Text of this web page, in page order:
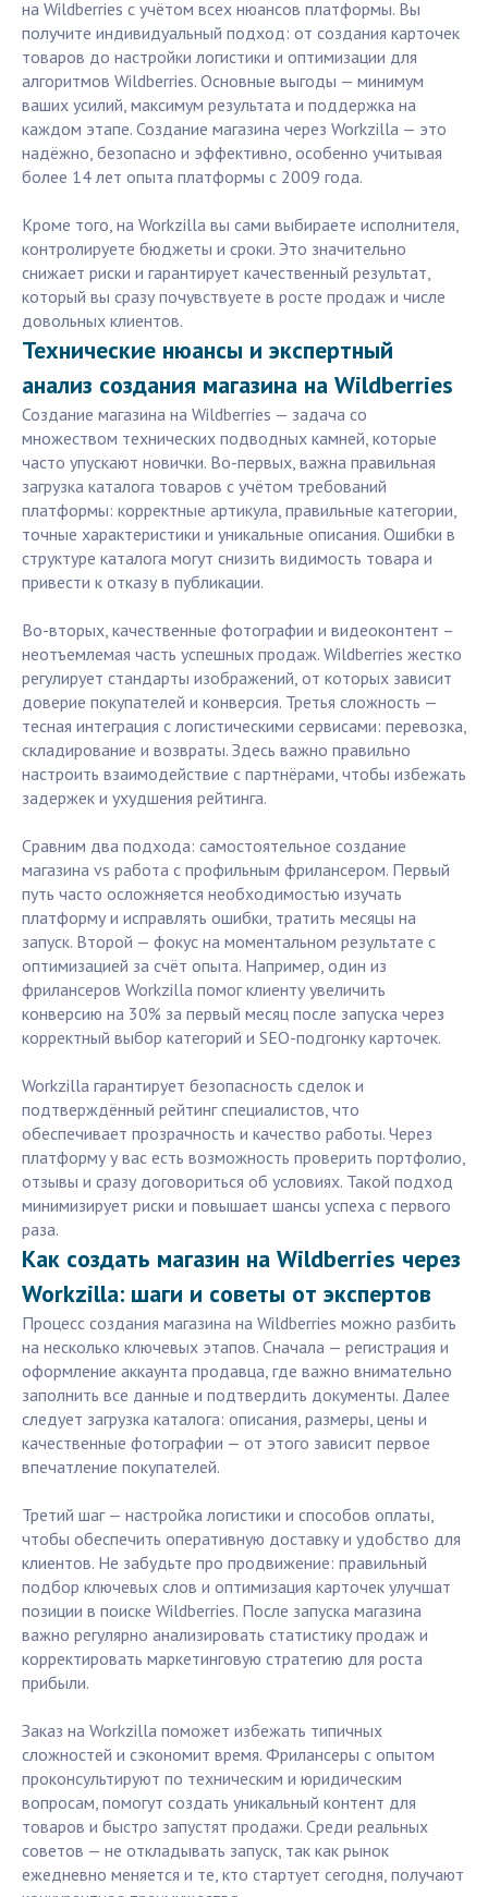
на Wildberries с учётом всех нюансов платформы. Вы
получите индивидуальный подход: от создания карточек
товаров до настройки логистики и оптимизации для
алгоритмов Wildberries. Основные выгоды — минимум
ваших усилий, максимум результата и поддержка на
каждом этапе. Создание магазина через Workzilla — это
надёжно, безопасно и эффективно, особенно учитывая
более 14 лет опыта платформы с 2009 года.
Кроме того, на Workzilla вы сами выбираете исполнителя,
контролируете бюджеты и сроки. Это значительно
снижает риски и гарантирует качественный результат,
который вы сразу почувствуете в росте продаж и числе
довольных клиентов.
Технические нюансы и экспертный
анализ создания магазина на Wildberries
Создание магазина на Wildberries — задача со
множеством технических подводных камней, которые
часто упускают новички. Во-первых, важна правильная
загрузка каталога товаров с учётом требований
платформы: корректные артикула, правильные категории,
точные характеристики и уникальные описания. Ошибки в
структуре каталога могут снизить видимость товара и
привести к отказу в публикации.
Во-вторых, качественные фотографии и видеоконтент –
неотъемлемая часть успешных продаж. Wildberries жестко
регулирует стандарты изображений, от которых зависит
доверие покупателей и конверсия. Третья сложность —
тесная интеграция с логистическими сервисами: перевозка,
складирование и возвраты. Здесь важно правильно
настроить взаимодействие с партнёрами, чтобы избежать
задержек и ухудшения рейтинга.
Сравним два подхода: самостоятельное создание
магазина vs работа с профильным фрилансером. Первый
путь часто осложняется необходимостью изучать
платформу и исправлять ошибки, тратить месяцы на
запуск. Второй — фокус на моментальном результате с
оптимизацией за счёт опыта. Например, один из
фрилансеров Workzilla помог клиенту увеличить
конверсию на 30% за первый месяц после запуска через
корректный выбор категорий и SEO-подгонку карточек.
Workzilla гарантирует безопасность сделок и
подтверждённый рейтинг специалистов, что
обеспечивает прозрачность и качество работы. Через
платформу у вас есть возможность проверить портфолио,
отзывы и сразу договориться об условиях. Такой подход
минимизирует риски и повышает шансы успеха с первого
раза.
Как создать магазин на Wildberries через
Workzilla: шаги и советы от экспертов
Процесс создания магазина на Wildberries можно разбить
на несколько ключевых этапов. Сначала — регистрация и
оформление аккаунта продавца, где важно внимательно
заполнить все данные и подтвердить документы. Далее
следует загрузка каталога: описания, размеры, цены и
качественные фотографии — от этого зависит первое
впечатление покупателей.
Третий шаг — настройка логистики и способов оплаты,
чтобы обеспечить оперативную доставку и удобство для
клиентов. Не забудьте про продвижение: правильный
подбор ключевых слов и оптимизация карточек улучшат
позиции в поиске Wildberries. После запуска магазина
важно регулярно анализировать статистику продаж и
корректировать маркетинговую стратегию для роста
прибыли.
Заказ на Workzilla поможет избежать типичных
сложностей и сэкономит время. Фрилансеры с опытом
проконсультируют по техническим и юридическим
вопросам, помогут создать уникальный контент для
товаров и быстро запустят продажи. Среди реальных
советов — не откладывать запуск, так как рынок
ежедневно меняется и те, кто стартует сегодня, получают